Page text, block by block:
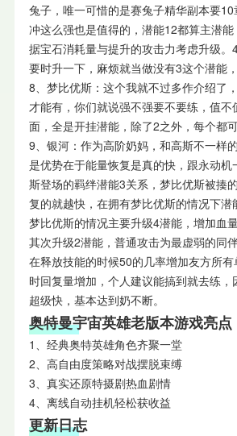
兔子，唯一可惜的是赛兔子精华副本要
冲这么强也是值得的，潜能12都算主潜
据宝石消耗量与提升的攻击力考虑升级。
要时升一下，麻烦就当做没有3这个潜能，
8、梦比优斯：这个我就不过多作介绍了
才能有，你们就说强不强要不要练，值不
面，全是开挂潜能，除了2之外，每个都可
9、银河：作为高阶奶妈，和高斯不一样
是优势在于能量恢复是真的快，跟永动机
斯登场的羁绊潜能3关系，梦比优斯被揍
复的就越快，在拥有梦比优斯的情况下潜
梦比优斯的情况主要升级4潜能，增加血
其次升级2潜能，普通攻击为最虚弱的同
在释放技能的时候50的几率增加友方所
时回复量增加，个人建议能搞到就去练，
超级快，基本达到奶不断。
奥特曼宇宙英雄老版本游戏亮点
1、经典奥特英雄角色齐聚一堂
2、高自由度策略对战摆脱束缚
3、真实还原特摄剧热血剧情
4、离线自动挂机轻松获收益
更新日志